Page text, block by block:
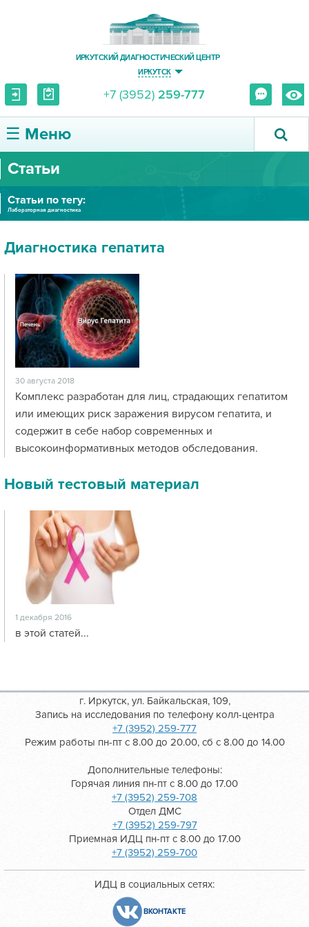
ИРКУТСКИЙ ДИАГНОСТИЧЕСКИЙ ЦЕНТР
ИРКУТСК
+7 (3952) 259-777
☰ Меню
О ЦЕНТРЕ
УСЛУГИ И ЦЕНЫ
ВРАЧУ
ПРАВОВАЯ ИНФОРМАЦИЯ
Статьи
Статьи по тегу:
Лабораторная диагностика
Диагностика гепатита
30 августа 2018
Комплекс разработан для лиц, страдающих гепатитом
или имеющих риск заражения вирусом гепатита, и
содержит в себе набор современных и
высокоинформативных методов обследования.
Новый тестовый материал
1 декабря 2016
в этой статей...
г. Иркутск, ул. Байкальская, 109,
Запись на исследования по телефону колл-центра
+7 (3952) 259-777
Режим работы пн-пт с 8.00 до 20.00, сб с 8.00 до 14.00
Дополнительные телефоны:
Горячая линия пн-пт с 8.00 до 17.00
+7 (3952) 259-708
Отдел ДМС
+7 (3952) 259-797
Приемная ИДЦ пн-пт с 8.00 до 17.00
+7 (3952) 259-700
ИДЦ в социальных сетях:
ВКОНТАКТЕ